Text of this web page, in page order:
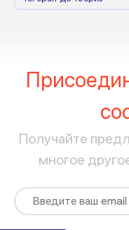
Получайте
многое